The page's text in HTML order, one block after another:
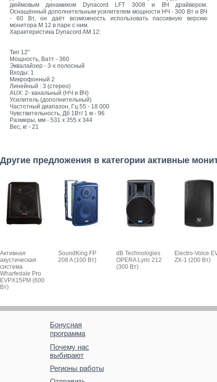
дюймовым динамиком Dynacord LFT 3008 и ВЧ драйвером.
Оснащённый дополнительным усилителем мощности НЧ - 300 Вт и ВЧ
- 60 Вт, он даёт возможность использовать пассивную версию
монитора М 12 в паре с ним.
Характеристика Dynacord AM 12:
Тип 12"
Мощность, Ватт - 360
Эквалайзер - 3-х полосный
Входы: 1
Микрофонный 2
Линейный : 3 (стерео)
AUX: 2- канальный (НЧ и ВЧ)
Усилитель (дополнительный)
Частотный диапазон, Гц 55 - 18 000
Чувствительность, Дб 1Вт/ 1 м - 96
Размеры, мм - 531 х 355 х 344
Вес, кг - 21
Другие предложения в категории активные
Активная
акустическая
система
Wharfedale Pro
EVPX15PM (600
Вт)
SoundKing FP
208 A (100 Вт)
dB Technologies
OPERA Lyric 212
(300 Вт)
Electro-Voice
ZX-1 (200 Вт)
Бонусная
программа
Почему нас
выбирают
Регионы работы